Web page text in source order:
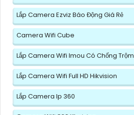
Lắp Camera Ezviz Báo Động Giá Rẻ
Camera Wifi Cube
Lắp Camera Wifi Imou Có Chống Trộm
Lắp Camera Wifi Full HD Hikvision
Lắp Camera Ip 360